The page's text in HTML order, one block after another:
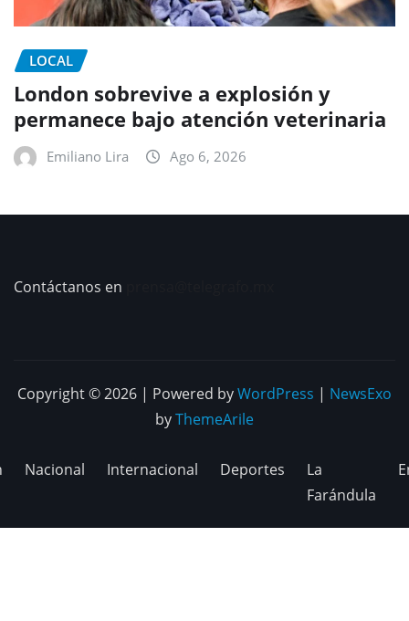
LOCAL
London sobrevive a explosión y
permanece bajo atención veterinaria
Emiliano Lira Ago 6, 2026
Contáctanos en
Copyright © 2026 | Powered byWordPress | NewsExo
byThemeArile
Nacional Internacional Deportes
La
Farándula